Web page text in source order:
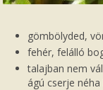
gömbölyded,
fehér, felálló
talajban nem
ágú cserje néha